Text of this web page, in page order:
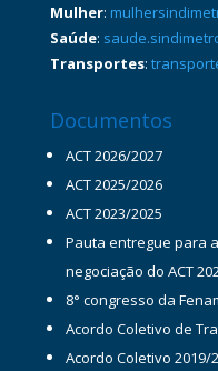
Mulher:
Saúde:
Transportes:
Documentos
ACT 2026/2027
ACT 2025/2026
ACT 2023/2025
Pauta entregue para
negociação do ACT
8° congresso da
Acordo Coletivo de
Acordo Coletivo 2019/